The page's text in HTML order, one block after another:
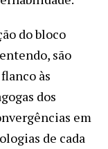
do bloco
são
às
dos
em
de cada